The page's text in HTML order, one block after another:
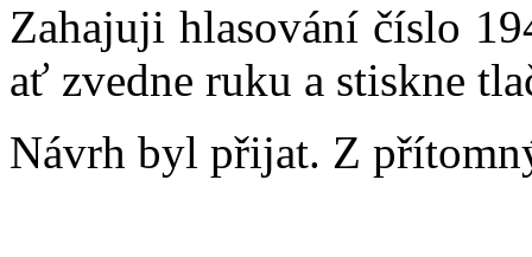
Zahajuji hlasování číslo
ať zvedne ruku a stiskne
Návrh byl přijat. Z